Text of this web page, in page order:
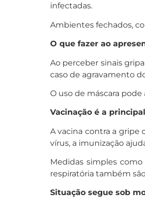
infectadas.
Ambientes fechados,
O que fazer ao
Ao perceber sinais
caso de agravamento
O uso de máscara
Vacinação é a
A vacina contra a gripe
vírus, a imunização
Medidas simples
respiratória também
Situação segue sob